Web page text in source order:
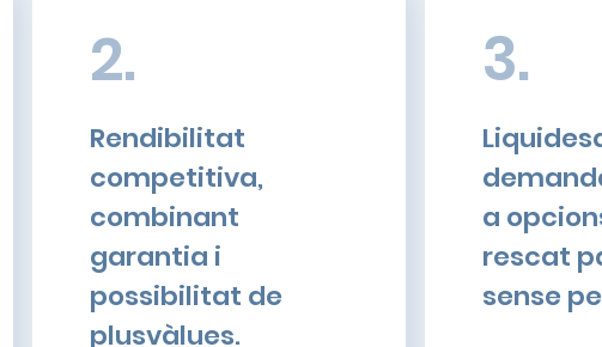
2.
Rendibilitat
competitiva,
combinant
garantia i
possibilitat de
plusvàlues.
3.
a
rescat
sense